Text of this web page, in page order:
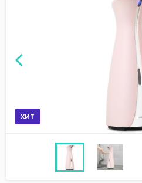
ХИТ